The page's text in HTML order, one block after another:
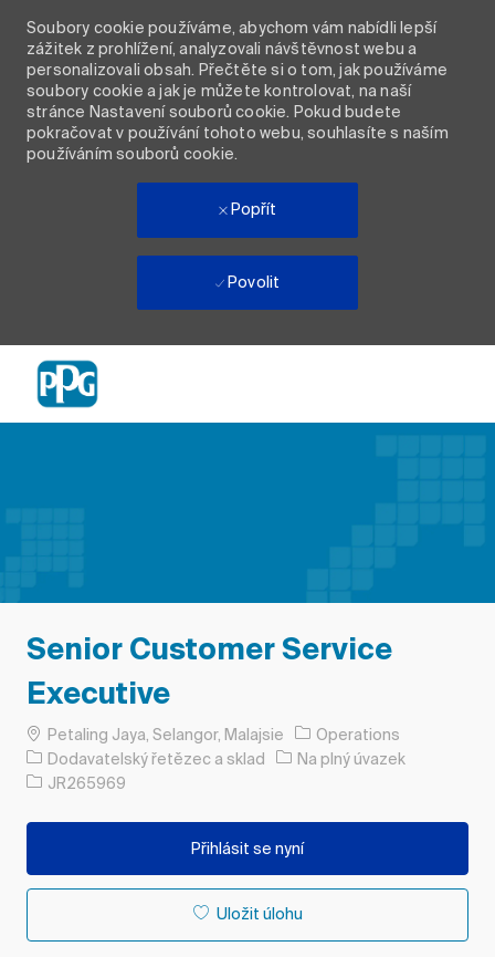
Soubory cookie používáme, abychom vám nabídli lepší
zážitek z prohlížení, analyzovali návštěvnost webu a
personalizovali obsah. Přečtěte si o tom, jak používáme
soubory cookie a jak je můžete kontrolovat, na naší
stránce Nastavení souborů cookie. Pokud budete
pokračovat v používání tohoto webu, souhlasíte s naším
používáním souborů cookie.
Popřít
Povolit
Senior Customer Service
Executive
Umístění
Petaling Jaya, Selangor, Malajsie
Operations
Kategorie
Dodavatelský řetězec a sklad Typ úlohy
Na plný úvazek
ID úlohy
JR265969
Přihlásit se nyní
Uložit úlohu